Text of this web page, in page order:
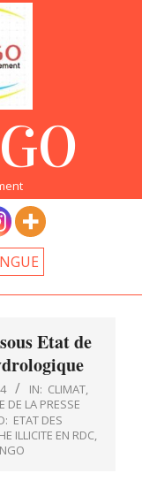
Etat de
IN: CLIMAT,
DE LA PRESSE
ETAT DES
ILLICITE EN RDC,